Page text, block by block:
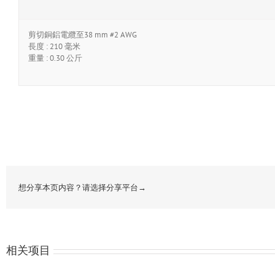
剪切銅鋁電纜至38 mm #2 AWG
長度 : 210 毫米
重量 : 0.30 公斤
想分享本页内容？请选择分享平台→
相关项目